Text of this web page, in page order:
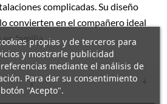
complicadas.Su diseño
convierten en el compañero ideal
en familia.
+
propias y de terceros para
y mostrarle publicidad
mediante el análisis de
Para dar su consentimiento
"Acepto".